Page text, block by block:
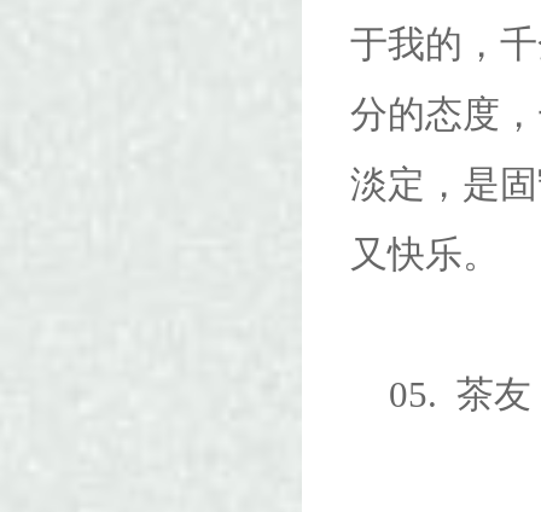
于我的，
分的态度
淡定，是
又快乐。
05. 茶友